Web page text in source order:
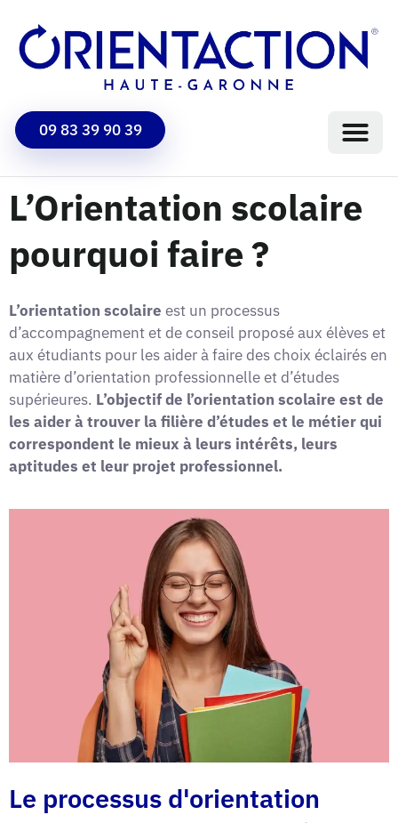
09 83 39 90 39
L’Orientation scolaire
pourquoi faire ?
L’orientation scolaire est un processus
d’accompagnement et de conseil proposé aux élèves et
aux étudiants pour les aider à faire des choix éclairés en
matière d’orientation professionnelle et d’études
supérieures. L’objectif de l’orientation scolaire est de
les aider à trouver la filière d’études et le métier qui
correspondent le mieux à leurs intérêts, leurs
aptitudes et leur projet professionnel.
Le processus d'orientation